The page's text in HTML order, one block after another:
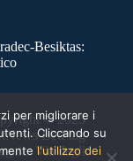
Besiktas:
© 2025
BetFlag
Via degli
per migliorare i
Cliccando su
l'utilizzo dei